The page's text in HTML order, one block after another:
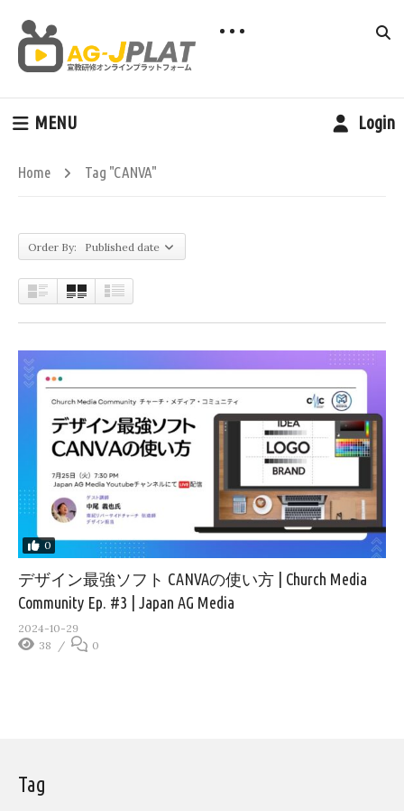
MENU Login
Home Tag "CANVA"
Order By: Published date
0
デザイン最強ソフト CANVAの使い方 | Church Media
Community Ep. #3 | Japan AG Media
2024-10-29
38
0
Tag